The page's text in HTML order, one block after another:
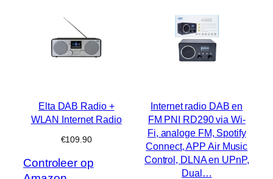
Elta DAB Radio +
WLAN Internet Radio
€109.90
Controleer op
Internet radio DAB en
FM PNI RD290 via Wi-
Fi, analoge FM, Spotify
Connect, APP Air Music
Control, DLNA en UPnP,
Dual…